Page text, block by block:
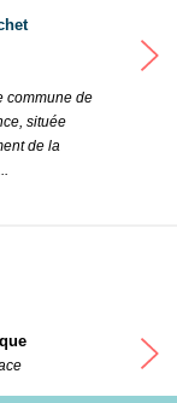
commune de
située
de la
À 12